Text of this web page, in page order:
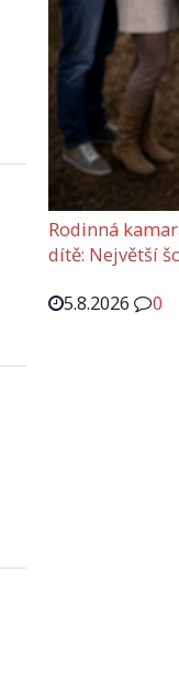
Rodinná
dítě: Největší
5.8.2026
0